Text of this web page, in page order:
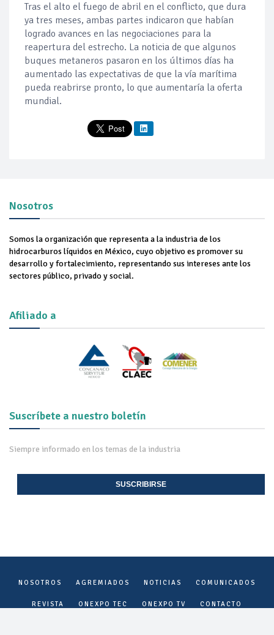
Tras el alto el fuego de abril en el conflicto, que dura
ya tres meses, ambas partes indicaron que habían
logrado avances en las negociaciones para la
reapertura del estrecho. La noticia de que algunos
buques metaneros pasaron en los últimos días ha
aumentado las expectativas de que la vía marítima
pueda reabrirse pronto, lo que aumentaría la oferta
mundial.
Nosotros
Somos la organización que representa a la industria de los
hidrocarburos líquidos en México, cuyo objetivo es promover su
desarrollo y fortalecimiento, representando sus intereses ante los
sectores público, privado y social.
Afiliado a
Suscríbete a nuestro boletín
Siempre informado en los temas de la industria
SUSCRIBIRSE
NOSOTROS AGREMIADOS NOTICIAS COMUNICADOS
REVISTA ONEXPO TEC ONEXPO TV CONTACTO